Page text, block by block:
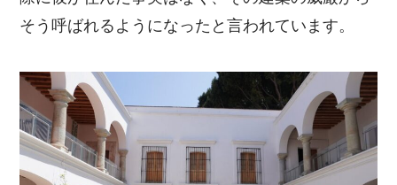
そう呼ばれるようになったと言われています。